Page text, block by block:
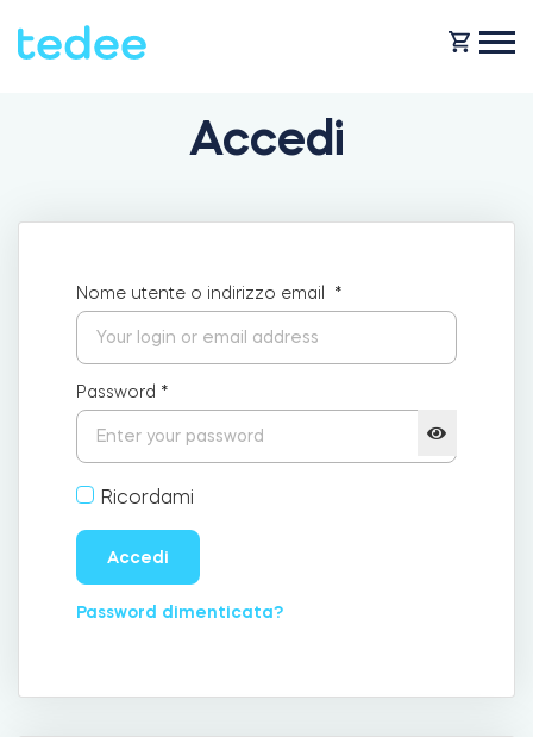
COME FUNZIONA?
Noleggio
Business
Integrazioni
Serraturas
Tedee GO
Tedee GO2
NEGOZIO
ASSISTENZA
ACQUISTA ORA
Accedi
Nome utente o indirizzo email *
Password *
Ricordami
Accedi
Password dimenticata?